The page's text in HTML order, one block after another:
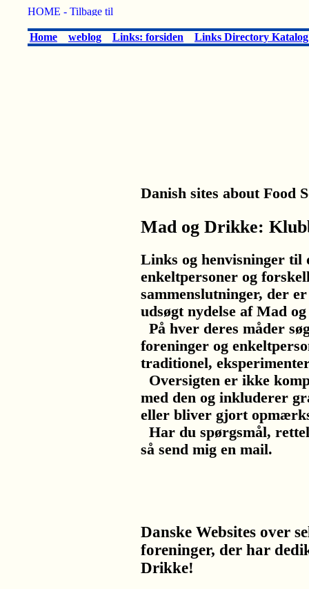
Home weblog Links: forsiden Links Directory Katalog
Danish sites about Food
Mad og Drikke:
Links og henvisninger til
enkeltpersoner og
sammenslutninger, der
udsøgt nydelse af Mad
På hver deres måder
foreninger og
traditionel,
Oversigten er ikke
med den og inkluderer
eller bliver gjort
Har du spørgsmål,
så send mig en mail.
Danske Websites over
foreninger, der har
Drikke!